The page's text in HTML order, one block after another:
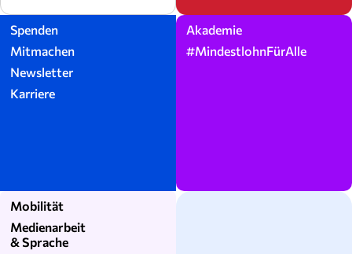
Spenden
Mitmachen
Newsletter
Karriere
Akademie
#MindestlohnFürAlle
Mobilität
Medienarbeit
& Sprache